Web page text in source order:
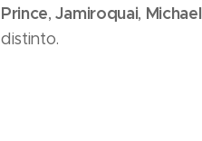
Prince,Jamiroquai,
distinto.